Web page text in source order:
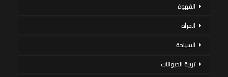
القهوة
المرأة
السياحة
تربية الحيوانات